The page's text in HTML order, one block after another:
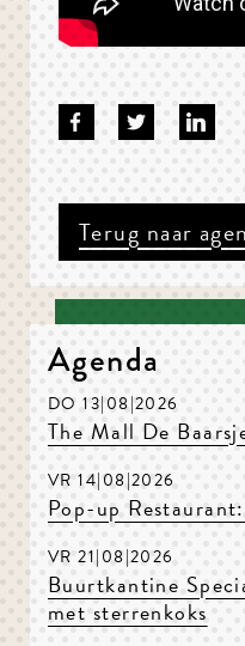
Terug naar
Agenda
DO 13|08|2026
The Mall De
VR 14|08|2026
Pop-up
VR 21|08|2026
Buurtkantine
met sterrenkoks